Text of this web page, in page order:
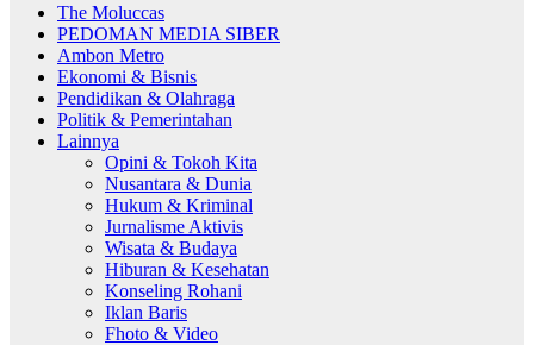
The Moluccas
PEDOMAN MEDIA SIBER
Ambon Metro
Ekonomi & Bisnis
Pendidikan & Olahraga
Politik & Pemerintahan
Lainnya
Opini & Tokoh Kita
Nusantara & Dunia
Hukum & Kriminal
Jurnalisme Aktivis
Wisata & Budaya
Hiburan & Kesehatan
Konseling Rohani
Iklan Baris
Fhoto & Video